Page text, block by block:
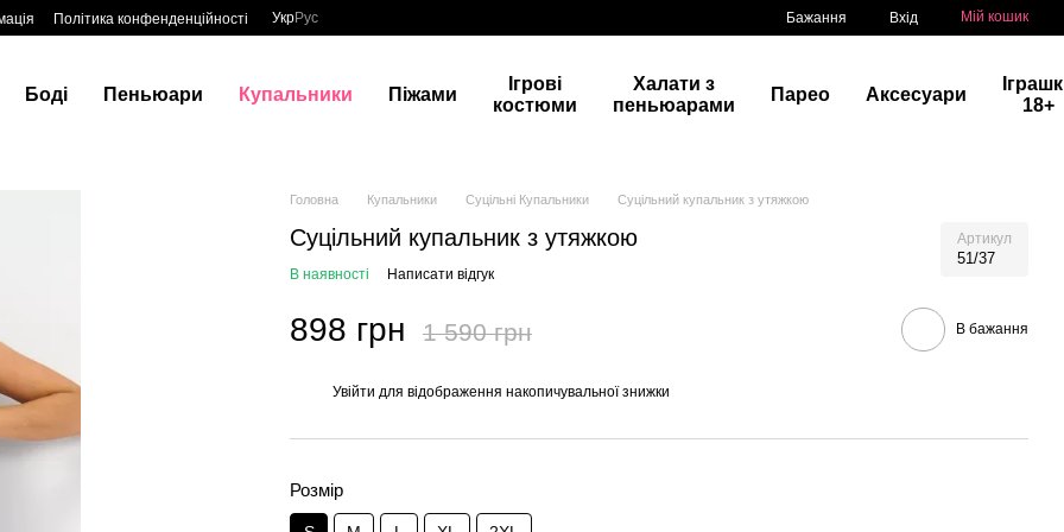
Політика конфенденційності УкрРус Бажання Вхід Мій кошик
Боді Пеньюари Купальники Піжами
Ігрові
костюми
Халати з
пеньюарами
Парео Аксесуари
18+
Головна Купальники Суцільні Купальники Суцільний купальник з утяжкою
Суцільний купальник з утяжкою Артикул
51/37
В наявності Написати відгук
898 грн 1 590 грн В бажання
Увійти для відображення накопичувальної знижки
Розмір